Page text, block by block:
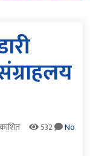
532
No